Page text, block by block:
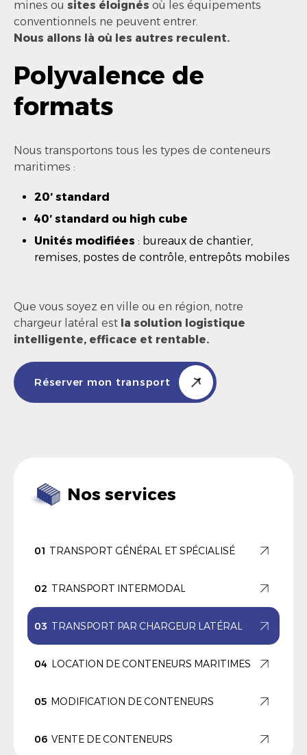
Nos services
01 TRANSPORT GÉNÉRAL ET SPÉCIALISÉ
02 TRANSPORT INTERMODAL
03 TRANSPORT PAR CHARGEUR LATÉRAL
04 LOCATION DE CONTENEURS MARITIMES
05 MODIFICATION DE CONTENEURS
06 VENTE DE CONTENEURS
mines ou sites éloignés où les équipements
conventionnels ne peuvent entrer.
Nous allons là où les autres reculent.
Polyvalence de
formats
Nous transportons tous les types de conteneurs
maritimes :
20’ standard
40’ standard ou high cube
Unités modifiées : bureaux de chantier,
remises, postes de contrôle, entrepôts mobiles
Que vous soyez en ville ou en région, notre
chargeur latéral est la solution logistique
intelligente, efficace et rentable.
Réserver mon transport